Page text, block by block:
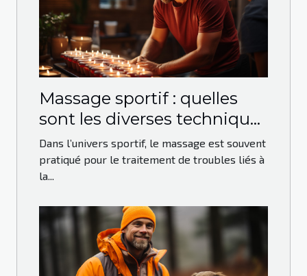
Massage sportif : quelles
sont les diverses techniques
qui peuvent être utilisées ?
Dans l’univers sportif, le massage est souvent
pratiqué pour le traitement de troubles liés à
la...